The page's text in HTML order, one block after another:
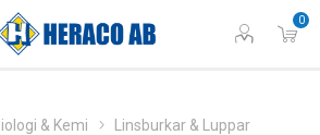
0
& Kemi Linsburkar & Luppar